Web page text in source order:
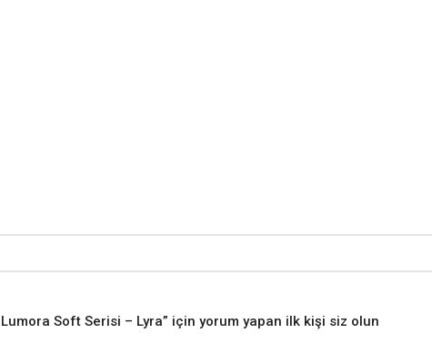
Soft Serisi – Lyra” için yorum yapan ilk kişi siz olun